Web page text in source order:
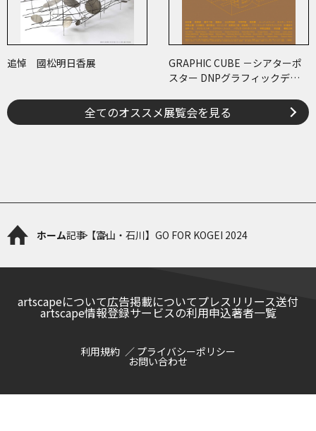
追悼 國松明日香展
GRAPHIC CUBE －シアターポ
スター DNPグラフィックデザ
全てのオススメ展覧会を見る
ホーム記事【富山・石川】GO FOR KOGEI 2024
artscapeについて広告掲載についてプレスリリース送付
artscape情報登録サービスの利用申込著者一覧
利用規約 プライバシーポリシー
お問い合わせ